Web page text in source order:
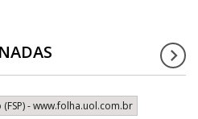
(FSP) - www.folha.uol.com.br